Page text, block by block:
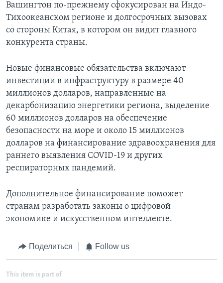
Вашингтон по-прежнему сфокусирован на Индо-
Тихоокеанском регионе и долгосрочных вызовах
со стороны Китая, в котором он видит главного
конкурента страны.
Новые финансовые обязательства включают
инвестиции в инфраструктуру в размере 40
миллионов долларов, направленные на
декарбонизацию энергетики региона, выделение
60 миллионов долларов на обеспечение
безопасности на море и около 15 миллионов
долларов на финансирование здравоохранения для
раннего выявления COVID-19 и других
респираторных пандемий.
Дополнительное финансирование поможет
странам разработать законы о цифровой
экономике и искусственном интеллекте.
Поделиться Follow us
This item is part of